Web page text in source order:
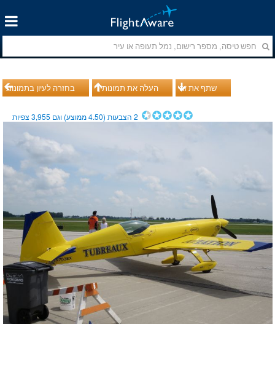
בחזרה לעיון בתמונות העלה את תמונותיך שתף את זה
2הצבעות (4.50ממוצע) וגם 3,955צפיות